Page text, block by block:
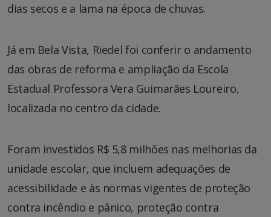
dias secos e a lama na época de chuvas.
Já em Bela Vista, Riedel foi conferir o andamento
das obras de reforma e ampliação da Escola
Estadual Professora Vera Guimarães Loureiro,
localizada no centro da cidade.
Foram investidos R$ 5,8 milhões nas melhorias da
unidade escolar, que incluem adequações de
acessibilidade e às normas vigentes de proteção
contra incêndio e pânico, proteção contra